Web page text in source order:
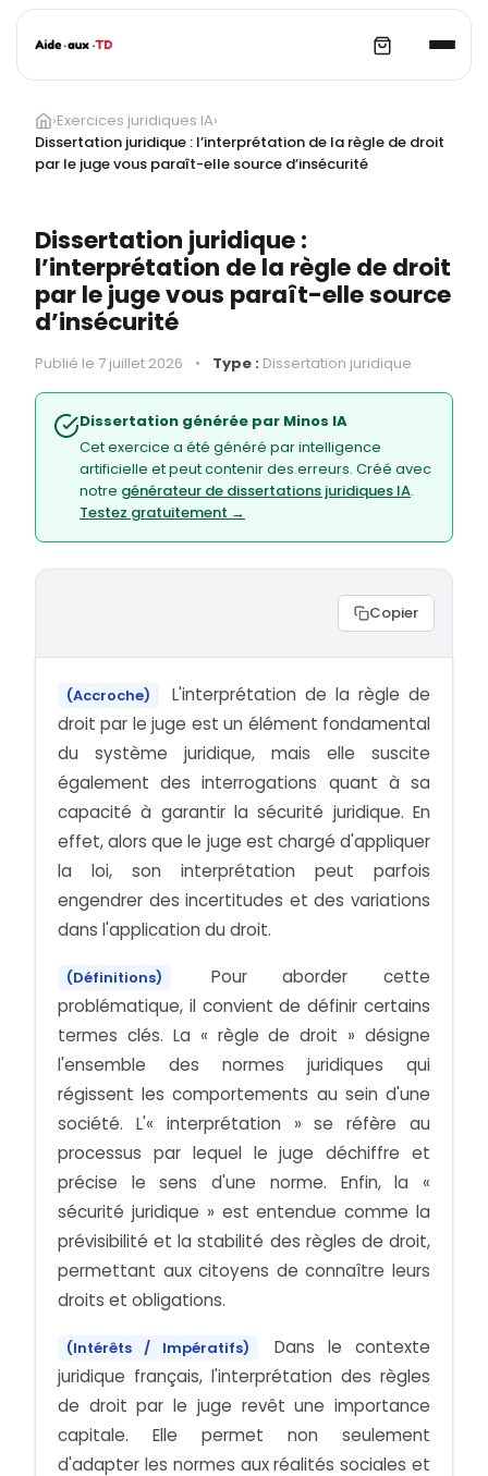
Aller
contenu
›Exercices juridiques IA›
Dissertation juridique : l’interprétation de la règle de droit
par le juge vous paraît-elle source d’insécurité
Dissertation juridique :
l’interprétation de la règle de droit
par le juge vous paraît-elle source
d’insécurité
Publié le 7 juillet 2026 • Type : Dissertation juridique
Dissertation générée par Minos IA
Cet exercice a été généré par intelligence
artificielle et peut contenir des erreurs. Créé avec
notre générateur de dissertations juridiques IA.
Testez gratuitement →
Copier
(Accroche)
L'interprétation de la règle de
droit par le juge est un élément fondamental
du système juridique, mais elle suscite
également des interrogations quant à sa
capacité à garantir la sécurité juridique. En
effet, alors que le juge est chargé d'appliquer
la loi, son interprétation peut parfois
engendrer des incertitudes et des variations
dans l'application du droit.
(Définitions)
Pour aborder cette
problématique, il convient de définir certains
termes clés. La « règle de droit » désigne
l'ensemble des normes juridiques qui
régissent les comportements au sein d'une
société. L'« interprétation » se réfère au
processus par lequel le juge déchiffre et
précise le sens d'une norme. Enfin, la «
sécurité juridique » est entendue comme la
prévisibilité et la stabilité des règles de droit,
permettant aux citoyens de connaître leurs
droits et obligations.
(Intérêts / Impératifs)
Dans le contexte
juridique français, l'interprétation des règles
de droit par le juge revêt une importance
capitale. Elle permet non seulement
d'adapter les normes aux réalités sociales et